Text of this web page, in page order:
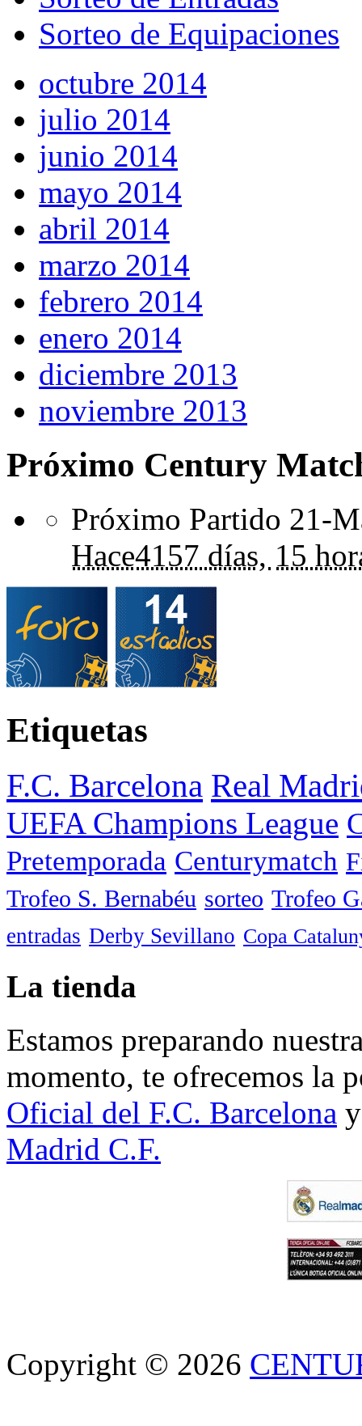
Sorteo de Equipaciones
octubre 2014
julio 2014
junio 2014
mayo 2014
abril 2014
marzo 2014
febrero 2014
enero 2014
diciembre 2013
noviembre 2013
Próximo Century
Próximo Partido 21-
Hace4157 días, 15
Etiquetas
F.C. Barcelona Real
UEFA Champions League
Pretemporada Centurymatch
Trofeo S. Bernabéu sorteo Trofeo
entradas Derby Sevillano Copa
La tienda
Estamos preparando
momento, te ofrecemos la
Oficial del F.C. Barcelona
Madrid C.F.
Copyright © 2026